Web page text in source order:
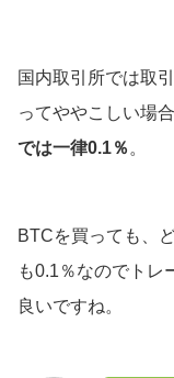
国内取引所では取
ってややこしい場
では一律0.1％ 。
BTCを買っても、
も0.1％なのでトレ
良いですね。